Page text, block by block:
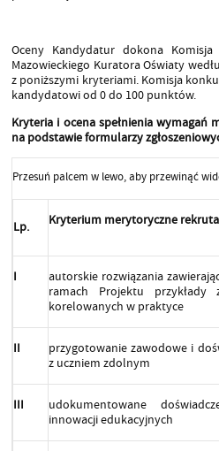
Oceny Kandydatur dokona
Mazowieckiego Kuratora Oświaty
z poniższymi kryteriami. Komisja
kandydatowi od 0 do 100 punktów.
Kryteria i ocena spełnienia wymagań
na podstawie formularzy
Lp. Kryterium merytoryczne
I
autorskie rozwiązania
ramach Projektu przykłady
korelowanych w praktyce
II
przygotowanie zawodowe i
z uczniem zdolnym
III
udokumentowane
innowacji edukacyjnych